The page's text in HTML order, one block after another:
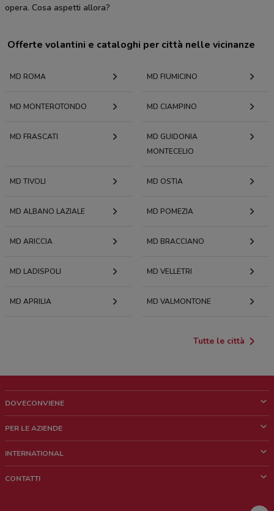
opera. Cosa aspetti allora?
Offerte volantini e cataloghi per città nelle vicinanze
MD ROMA MD FIUMICINO
MD MONTEROTONDO MD CIAMPINO
MD FRASCATI
MD GUIDONIA
MONTECELIO
MD TIVOLI MD OSTIA
MD ALBANO LAZIALE MD POMEZIA
MD ARICCIA MD BRACCIANO
MD LADISPOLI MD VELLETRI
MD APRILIA MD VALMONTONE
Tutte le città
DOVECONVIENE
Chi siamo
Lavora con noi
PER LE AZIENDE
Richieste commerciali e marketing
INTERNATIONAL
CONTATTI